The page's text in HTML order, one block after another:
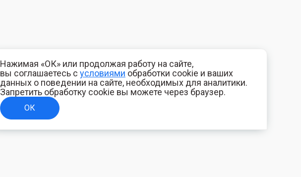
Нажимая «ОК» или продолжая работу на сайте,
вы соглашаетесь с условиями обработки cookie и ваших
данных о поведении на сайте, необходимых для аналитики.
Запретить обработку cookie вы можете через браузер.
ОК